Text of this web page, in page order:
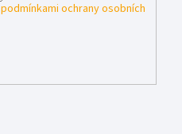
podmínkami ochrany osobních